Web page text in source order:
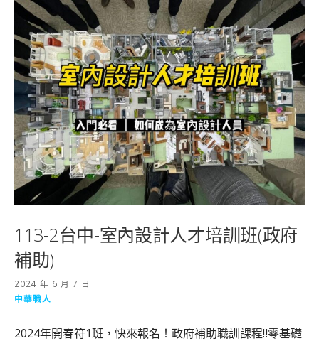
113-2台中-室內設計人才培訓班(政府
補助)
2024 年 6 月 7 日
中華職人
2024年開春符1班，快來報名！政府補助職訓課程‼️零基礎